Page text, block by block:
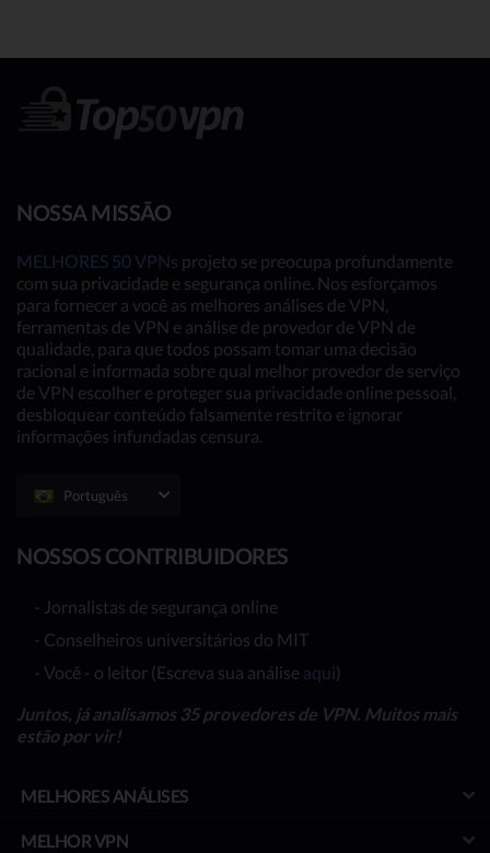
NOSSA MISSÃO
MELHORES 50 VPNs projeto se preocupa profundamente
com sua privacidade e segurança online. Nos esforçamos
para fornecer a você as melhores análises de VPN,
ferramentas de VPN e análise de provedor de VPN de
qualidade, para que todos possam tomar uma decisão
racional e informada sobre qual melhor provedor de serviço
de VPN escolher e proteger sua privacidade online pessoal,
desbloquear conteúdo falsamente restrito e ignorar
informações infundadas censura.
Português
NOSSOS CONTRIBUIDORES
- Jornalistas de segurança online
- Conselheiros universitários do MIT
- Você - o leitor (Escreva sua análise aqui)
Juntos, já analisamos 35 provedores de VPN. Muitos mais
estão por vir!
MELHORES ANÁLISES
MELHOR VPN